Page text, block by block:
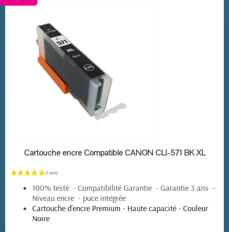
(21 avis)
EN STOCK
Cartouche encre Compatible CANON CLI-571 BK XL
100% testé - Compatibilité Garantie - Garantie 3 ans -
Niveau encre - puce intégrée
Cartouche d'encre Premium - Haute capacité - Couleur
Noire